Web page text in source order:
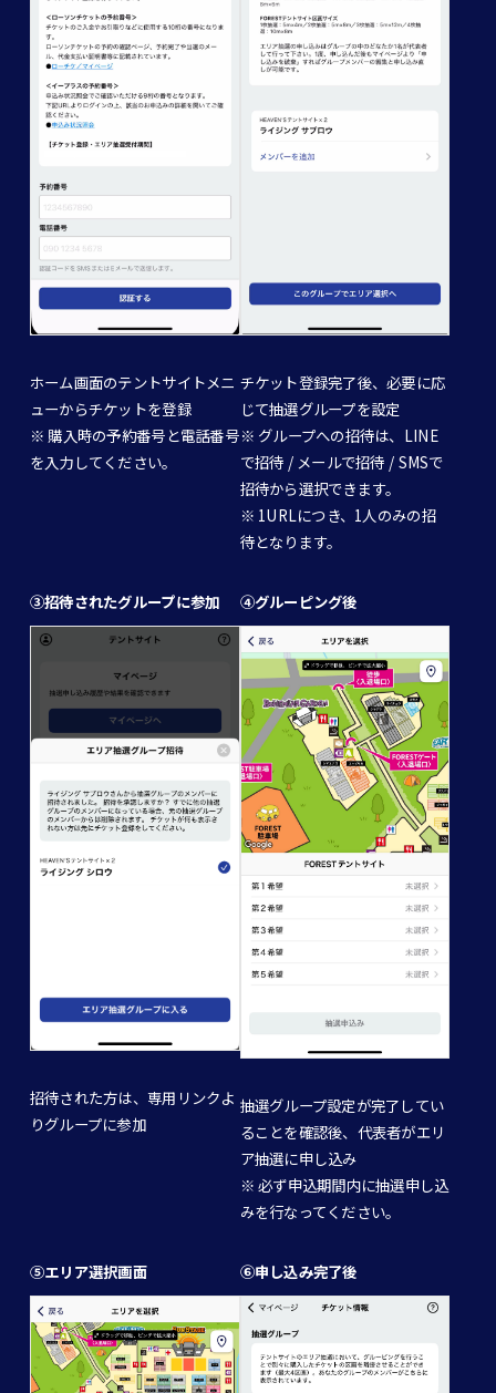
ホーム画面のテントサイトメニ
ューからチケットを登録
※ 購入時の予約番号と電話番号
を入力してください。
チケット登録完了後、必要に応
じて抽選グループを設定
※ グループへの招待は、LINE
で招待 / メールで招待 / SMSで
招待から選択できます。
※ 1URLにつき、1人のみの招
待となります。
③招待されたグループに参加
招待された方は、専用リンクよ
りグループに参加
④グルーピング後
抽選グループ設定が完了してい
ることを確認後、代表者がエリ
ア抽選に申し込み
※ 必ず申込期間内に抽選申し込
みを行なってください。
⑤エリア選択画面 ⑥申し込み完了後